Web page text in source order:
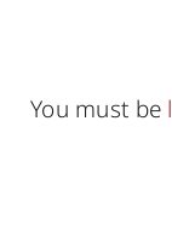
You must be